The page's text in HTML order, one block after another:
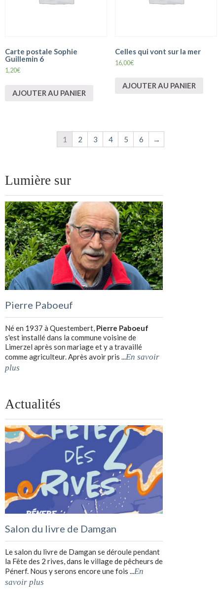
Carte postale Sophie
Guillemin 6
1,20€
AJOUTER AU PANIER
Celles qui vont sur la mer
16,00€
AJOUTER AU PANIER
1 2 3 4 5 6 →
Lumière sur
Pierre Paboeuf
Né en 1937 à Questembert, Pierre Paboeuf
s'est installé dans la commune voisine de
Limerzel après son mariage et y a travaillé
comme agriculteur. Après avoir pris ...En savoir
plus
Actualités
Salon du livre de Damgan
Le salon du livre de Damgan se déroule pendant
la Fête des 2 rives, dans le village de pêcheurs de
Pénerf. Nous y serons encore une fois ...En
savoir plus